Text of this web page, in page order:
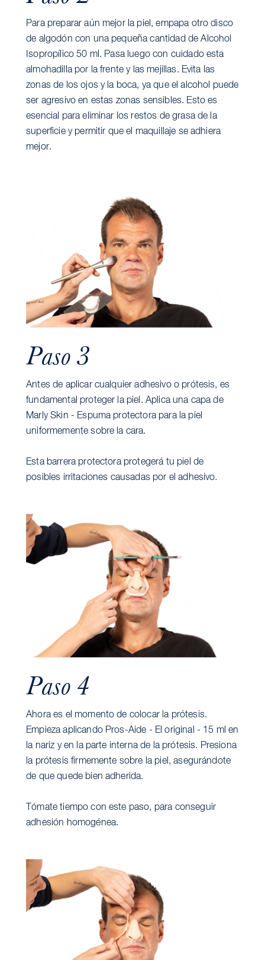
Para preparar aún mejor la piel, empapa otro disco
de algodón con una pequeña cantidad de Alcohol
Isopropílico 50 ml. Pasa luego con cuidado esta
almohadilla por la frente y las mejillas. Evita las
zonas de los ojos y la boca, ya que el alcohol puede
ser agresivo en estas zonas sensibles. Esto es
esencial para eliminar los restos de grasa de la
superficie y permitir que el maquillaje se adhiera
mejor.
Paso 3
Antes de aplicar cualquier adhesivo o prótesis, es
fundamental proteger la piel. Aplica una capa de
Marly Skin - Espuma protectora para la piel
uniformemente sobre la cara.
Esta barrera protectora protegerá tu piel de
posibles irritaciones causadas por el adhesivo.
Paso 4
Ahora es el momento de colocar la prótesis.
Empieza aplicando Pros-Aide - El original - 15 ml en
la nariz y en la parte interna de la prótesis. Presiona
la prótesis firmemente sobre la piel, asegurándote
de que quede bien adherida.
Tómate tiempo con este paso, para conseguir
adhesión homogénea.